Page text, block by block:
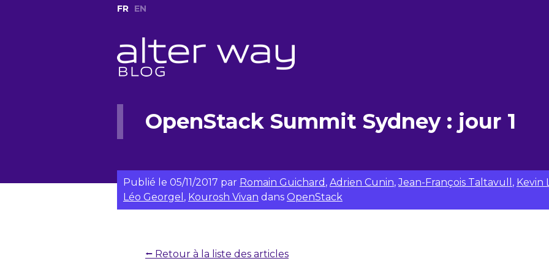
FR EN
OpenStack Summit Sydney : jour 1
Publié le 05/11/2017 par Romain Guichard , Adrien Cunin,Jean-François Taltavull , Kevin
Léo Georgel , Kourosh Vivan dans OpenStack
⭠ Retour à la liste des articles